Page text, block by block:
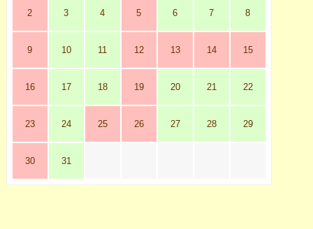
2 3 4 5 6 7 8
9 10 11 12 13 14 15
16 17 18 19 20 21 22
23 24 25 26 27 28 29
30 31